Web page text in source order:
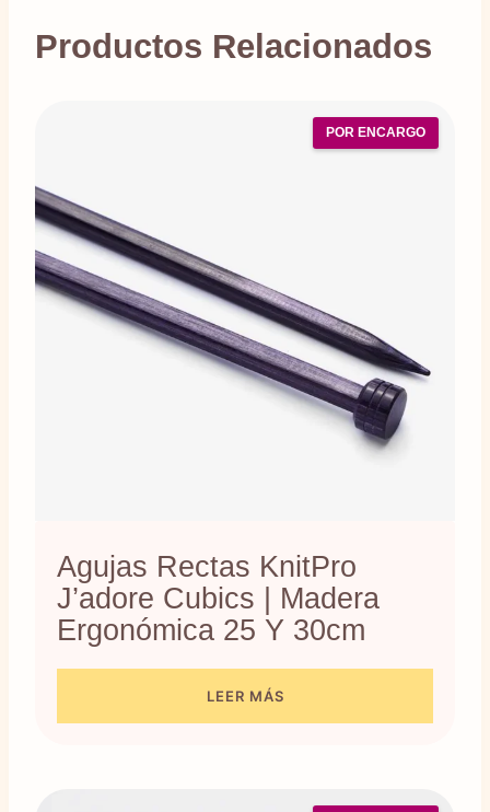
Productos Relacionados
POR ENCARGO
Agujas Rectas KnitPro
J’adore Cubics | Madera
Ergonómica 25 Y 30cm
LEER MÁS